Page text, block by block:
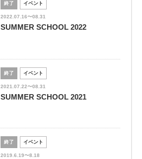
終了 イベント
2022.07.16〜08.31
SUMMER SCHOOL 2022
終了 イベント
2021.07.22〜08.31
SUMMER SCHOOL 2021
終了 イベント
2019.6.19〜8.18